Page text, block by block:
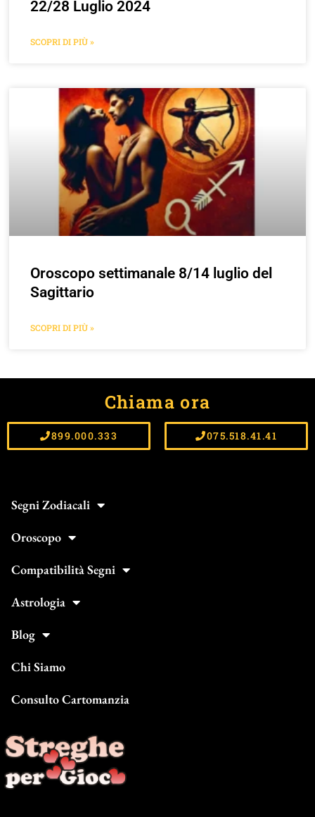
22/28 Luglio 2024
SCOPRI DI PIÙ »
Oroscopo settimanale 8/14 luglio del
Sagittario
SCOPRI DI PIÙ »
Chiama ora
899.000.333 075.518.41.41
Segni Zodiacali
Oroscopo
Compatibilità Segni
Astrologia
Blog
Chi Siamo
Consulto Cartomanzia